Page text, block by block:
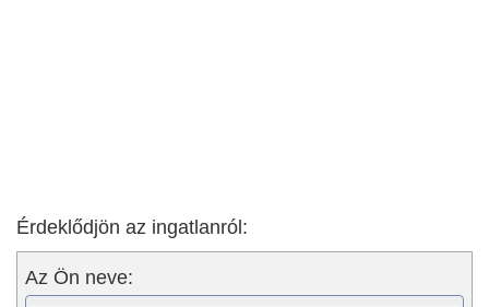
Érdeklődjön az ingatlanról:
Az Ön neve: